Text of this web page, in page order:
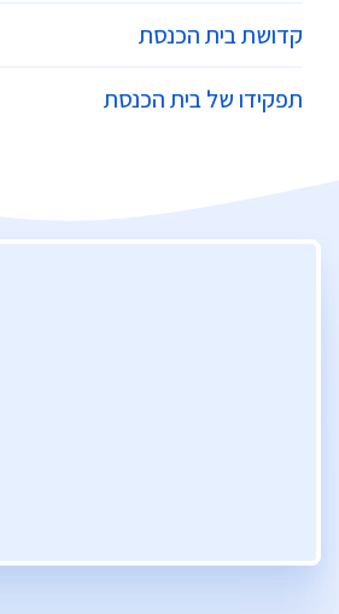
קדושת בית הכנסת
תפקידו של בית הכנסת